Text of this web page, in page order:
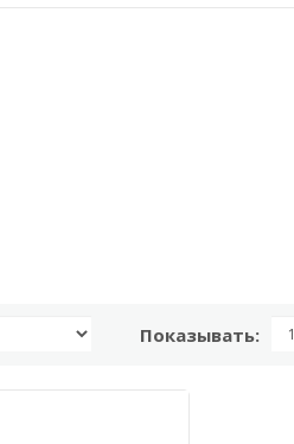
Показывать: